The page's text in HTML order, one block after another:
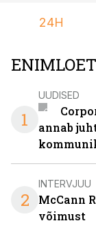
24H
1
UUDISED
annab
2
INTERVJUU
McCann
võimust